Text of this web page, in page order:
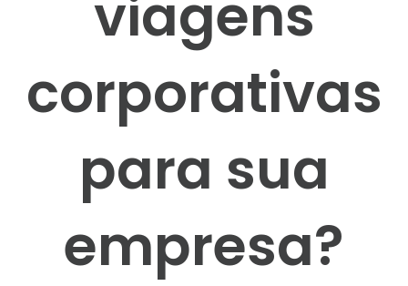
viagens
corporativas
para sua
empresa?